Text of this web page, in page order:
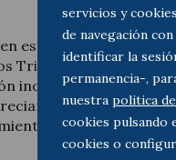
servicios y
de navegación
identificar la
permanencia-,
nuestra politica
cookies pulsando
cookies o
esta materia respecto
Tribunales raramente
individual respecto
prejudicialidad
en el que se